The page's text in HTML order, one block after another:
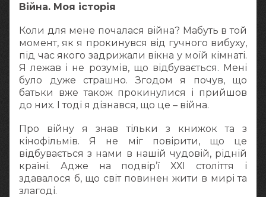
Війна. Моя історія
Коли для мене почалася війна? Мабуть в той
момент, як я прокинувся від гучного вибуху,
під час якого задрижали вікна у моїй кімнаті.
Я лежав і не розумів, що відбувається. Мені
було дуже страшно. Згодом я почув, що
батьки вже також прокинулися і прийшов
до них. І тоді я дізнався, що це – війна.
Про війну я знав тільки з книжок та з
кінофільмів. Я не міг повірити, що це
відбувається з нами в нашій чудовій, рідній
країні. Адже на подвір’ї ХХІ століття і
здавалося б, що світ повинен жити в мирі та
злагоді.